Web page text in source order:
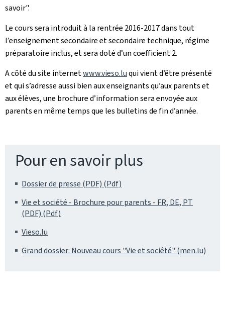
savoir".
Le cours sera introduit à la rentrée 2016-2017 dans tout
l’enseignement secondaire et secondaire technique, régime
préparatoire inclus, et sera doté d’un coefficient 2.
A côté du site internetwww.vieso.luqui vient d’être présenté
et qui s’adresse aussi bien aux enseignants qu’aux parents et
aux élèves, une brochure d’information sera envoyée aux
parents en même temps que les bulletins de fin d’année.
Pour en savoir plus
Dossier de presse (PDF) (Pdf)
Vie et société - Brochure pour parents - FR, DE, PT
(PDF) (Pdf)
Vieso.lu
Grand dossier: Nouveau cours "Vie et société" (men.lu)